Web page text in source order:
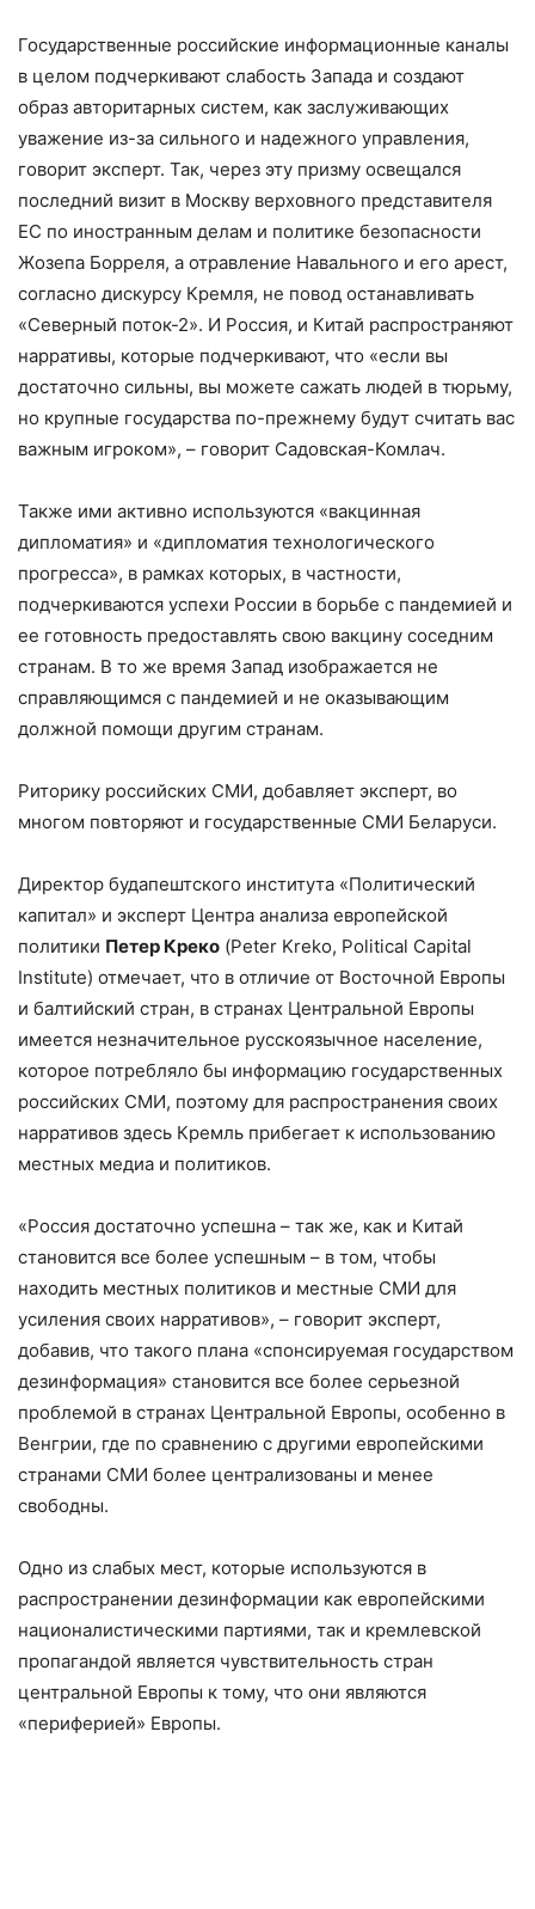
Государственные российские информационные каналы
в целом подчеркивают слабость Запада и создают
образ авторитарных систем, как заслуживающих
уважение из-за сильного и надежного управления,
говорит эксперт. Так, через эту призму освещался
последний визит в Москву верховного представителя
ЕС по иностранным делам и политике безопасности
Жозепа Борреля, а отравление Навального и его арест,
согласно дискурсу Кремля, не повод останавливать
«Северный поток-2». И Россия, и Китай распространяют
нарративы, которые подчеркивают, что «если вы
достаточно сильны, вы можете сажать людей в тюрьму,
но крупные государства по-прежнему будут считать вас
важным игроком», – говорит Садовская-Комлач.
Также ими активно используются «вакцинная
дипломатия» и «дипломатия технологического
прогресса», в рамках которых, в частности,
подчеркиваются успехи России в борьбе с пандемией и
ее готовность предоставлять свою вакцину соседним
странам. В то же время Запад изображается не
справляющимся с пандемией и не оказывающим
должной помощи другим странам.
Риторику российских СМИ, добавляет эксперт, во
многом повторяют и государственные СМИ Беларуси.
Директор будапештского института «Политический
капитал» и эксперт Центра анализа европейской
политики Петер Креко (Peter Kreko, Political Capital
Institute) отмечает, что в отличие от Восточной Европы
и балтийский стран, в странах Центральной Европы
имеется незначительное русскоязычное население,
которое потребляло бы информацию государственных
российских СМИ, поэтому для распространения своих
нарративов здесь Кремль прибегает к использованию
местных медиа и политиков.
«Россия достаточно успешна – так же, как и Китай
становится все более успешным – в том, чтобы
находить местных политиков и местные СМИ для
усиления своих нарративов», – говорит эксперт,
добавив, что такого плана «спонсируемая государством
дезинформация» становится все более серьезной
проблемой в странах Центральной Европы, особенно в
Венгрии, где по сравнению с другими европейскими
странами СМИ более централизованы и менее
свободны.
Одно из слабых мест, которые используются в
распространении дезинформации как европейскими
националистическими партиями, так и кремлевской
пропагандой является чувствительность стран
центральной Европы к тому, что они являются
«периферией» Европы.